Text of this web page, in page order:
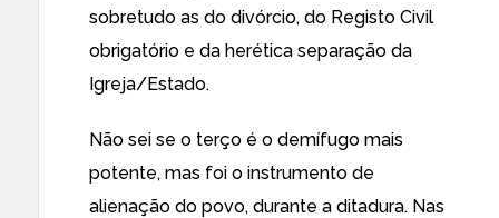
sobretudo as do divórcio, do Registo Civil
obrigatório e da herética separação da
Igreja/Estado.
Não sei se o terço é o demífugo mais
potente, mas foi o instrumento de
alienação do povo, durante a ditadura. Nas